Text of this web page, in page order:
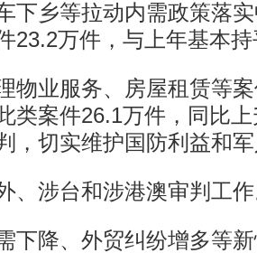
下乡等拉动内需政策落
23.2万件，与上年基本
业服务、房屋租赁等案
类案件26.1万件，同比
，切实维护国防利益和
涉台和涉港澳审判工作
降、外贸纠纷增多等新